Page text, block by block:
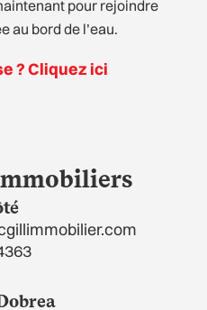
pour rejoindre
au bord de l’eau.
? Cliquez ici